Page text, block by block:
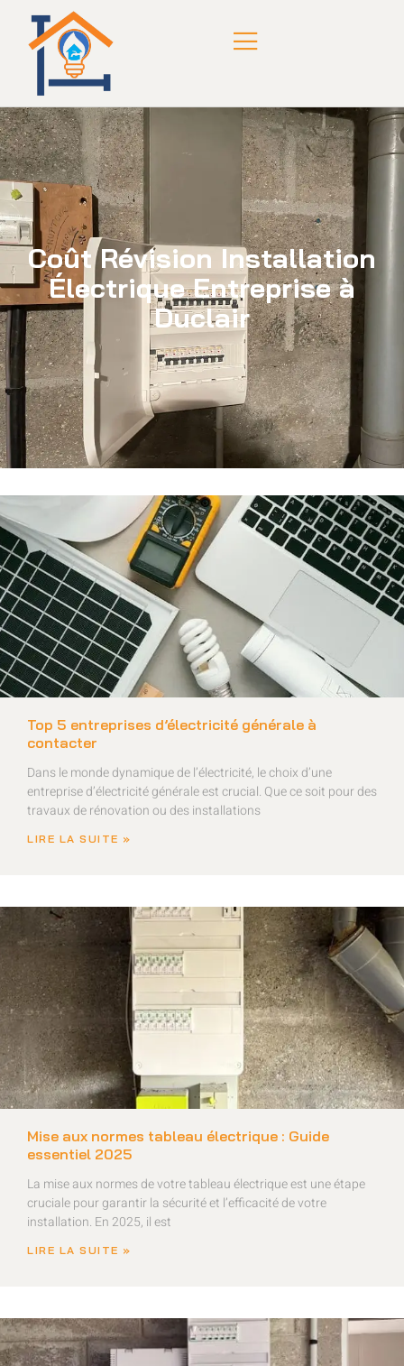
Coût Révision Installation
Électrique Entreprise à
Duclair
Top 5 entreprises d’électricité générale à
contacter
Dans le monde dynamique de l’électricité, le choix d’une
entreprise d’électricité générale est crucial. Que ce soit pour des
travaux de rénovation ou des installations
LIRE LA SUITE »
Mise aux normes tableau électrique : Guide
essentiel 2025
La mise aux normes de votre tableau électrique est une étape
cruciale pour garantir la sécurité et l’efficacité de votre
installation. En 2025, il est
LIRE LA SUITE »